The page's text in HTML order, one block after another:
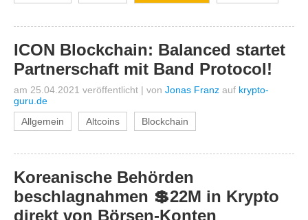
ICON Blockchain: Balanced startet
Partnerschaft mit Band Protocol!
am 25.04.2021 veröffentlicht | von Jonas Franz auf krypto-
guru.de
Allgemein
Altcoins Blockchain
Koreanische Behörden
beschlagnahmen 💲22M in Krypto
direkt von Börsen-Konten